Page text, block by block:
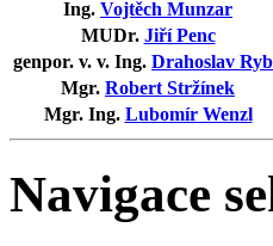
Ing. Vojtěch Munzar
MUDr. Jiří Penc
genpor. v. v. Ing. Drahoslav
Mgr. Robert Stržínek
Mgr. Ing. Lubomír Wenzl
Navigace